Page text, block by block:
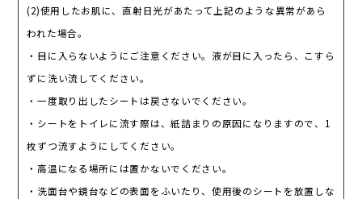
(2)使用したお肌に、直射日光があたって上記のような異常があら
われた場合。
・目に入らないようにご注意ください。液が目に入ったら、こすら
ずに洗い流してください。
・一度取り出したシートは戻さないでください。
・シートをトイレに流す際は、紙詰まりの原因になりますので、1
枚ずつ流すようにしてください。
・高温になる場所には置かないでください。
・洗面台や鏡台などの表面をふいたり、使用後のシートを放置しな